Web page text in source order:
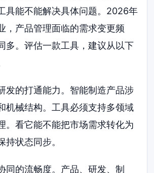
具能不能解决具体问题。2026年
，产品管理面临的需求变更频
多。评估一款工具，建议从以下
发的打通能力。智能制造产品涉
机械结构。工具必须支持多领域
。看它能不能把市场需求转化为
持状态同步。
同的流畅度。产品、研发、制